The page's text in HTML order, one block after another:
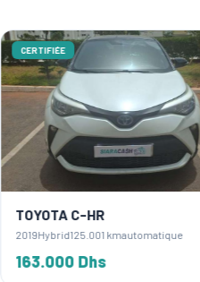
CERTIFIÉE
TOYOTA C-HR
2019Hybrid125.001 kmautomatique
163.000 Dhs